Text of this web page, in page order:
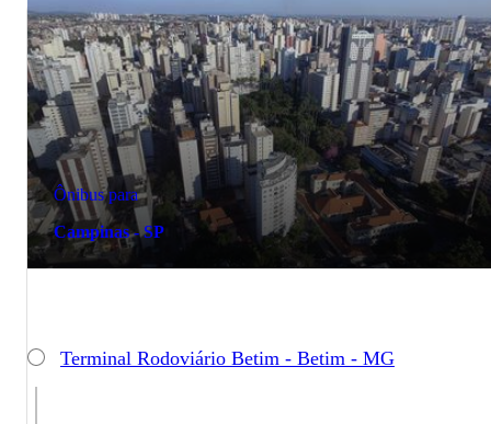
Ônibus para
Campinas - SP
Terminal Rodoviário Betim - Betim - MG